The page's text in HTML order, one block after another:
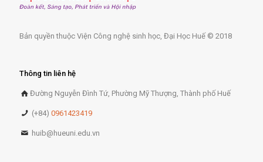
Bản quyền thuộc Viện Công nghệ sinh học, Đại Học Huế © 2018
Thông tin liên hệ
Đường Nguyễn Đình Tứ, Phường Mỹ Thượng, Thành phố Huế
(+84)0961423419
huib@hueuni.edu.vn